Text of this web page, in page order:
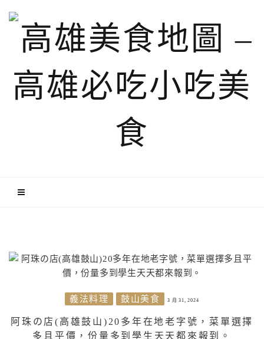
義法料理 鼓山美食 3 月 31, 2024
阿珠の店(高雄鼓山)20多年在地老字號，菜單選擇
多且平價，份量多到學生天天都來報到。